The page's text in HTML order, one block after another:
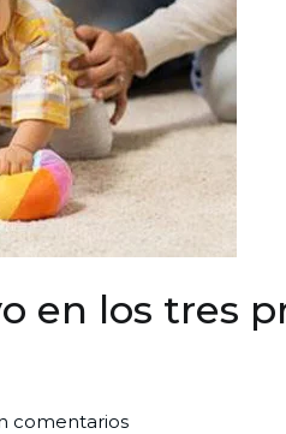
en los tres
comentariosen